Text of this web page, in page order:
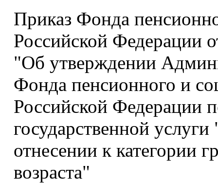
Приказ Фонда
Российской Федерации
"Об утверждении
Фонда пенсионного и
Российской Федерации
государственной
отнесении к категории
возраста"